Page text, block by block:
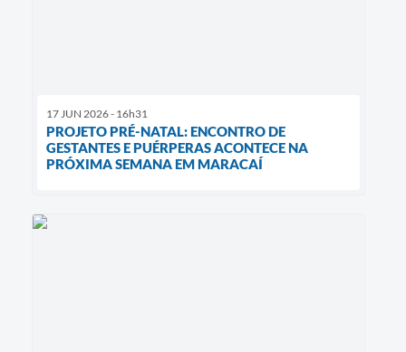
17 JUN 2026 - 16h31
PROJETO PRÉ-NATAL: ENCONTRO DE
GESTANTES E PUÉRPERAS ACONTECE NA
PRÓXIMA SEMANA EM MARACAÍ